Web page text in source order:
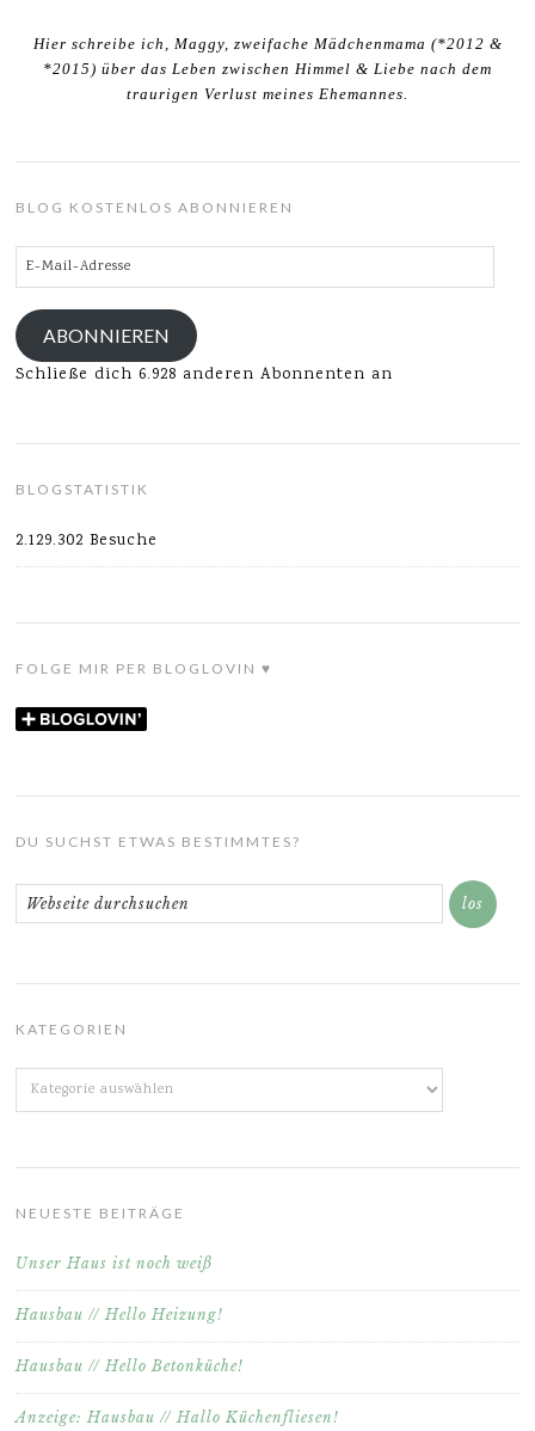
Hier schreibe ich, Maggy, zweifache Mädchenmama (*2012 &
*2015) über das Leben zwischen Himmel & Liebe nach dem
traurigen Verlust meines Ehemannes.
BLOG KOSTENLOS ABONNIEREN
E-
Mail-
Adresse
ABONNIEREN
Schließe dich 6.928 anderen Abonnenten an
BLOGSTATISTIK
2.129.302 Besuche
FOLGE MIR PER BLOGLOVIN ♥
DU SUCHST ETWAS BESTIMMTES?
KATEGORIEN
Kategorien
NEUESTE BEITRÄGE
Unser Haus ist noch weiß
Hausbau // Hello Heizung!
Hausbau // Hello Betonküche!
Anzeige: Hausbau // Hallo Küchenfliesen!